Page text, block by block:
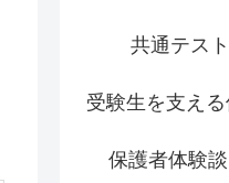
共通テス
受験生を支え
保護者体験談